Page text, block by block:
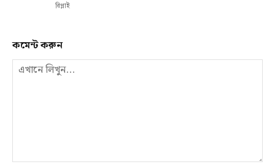
রিপ্লাই
কমেন্ট করুন